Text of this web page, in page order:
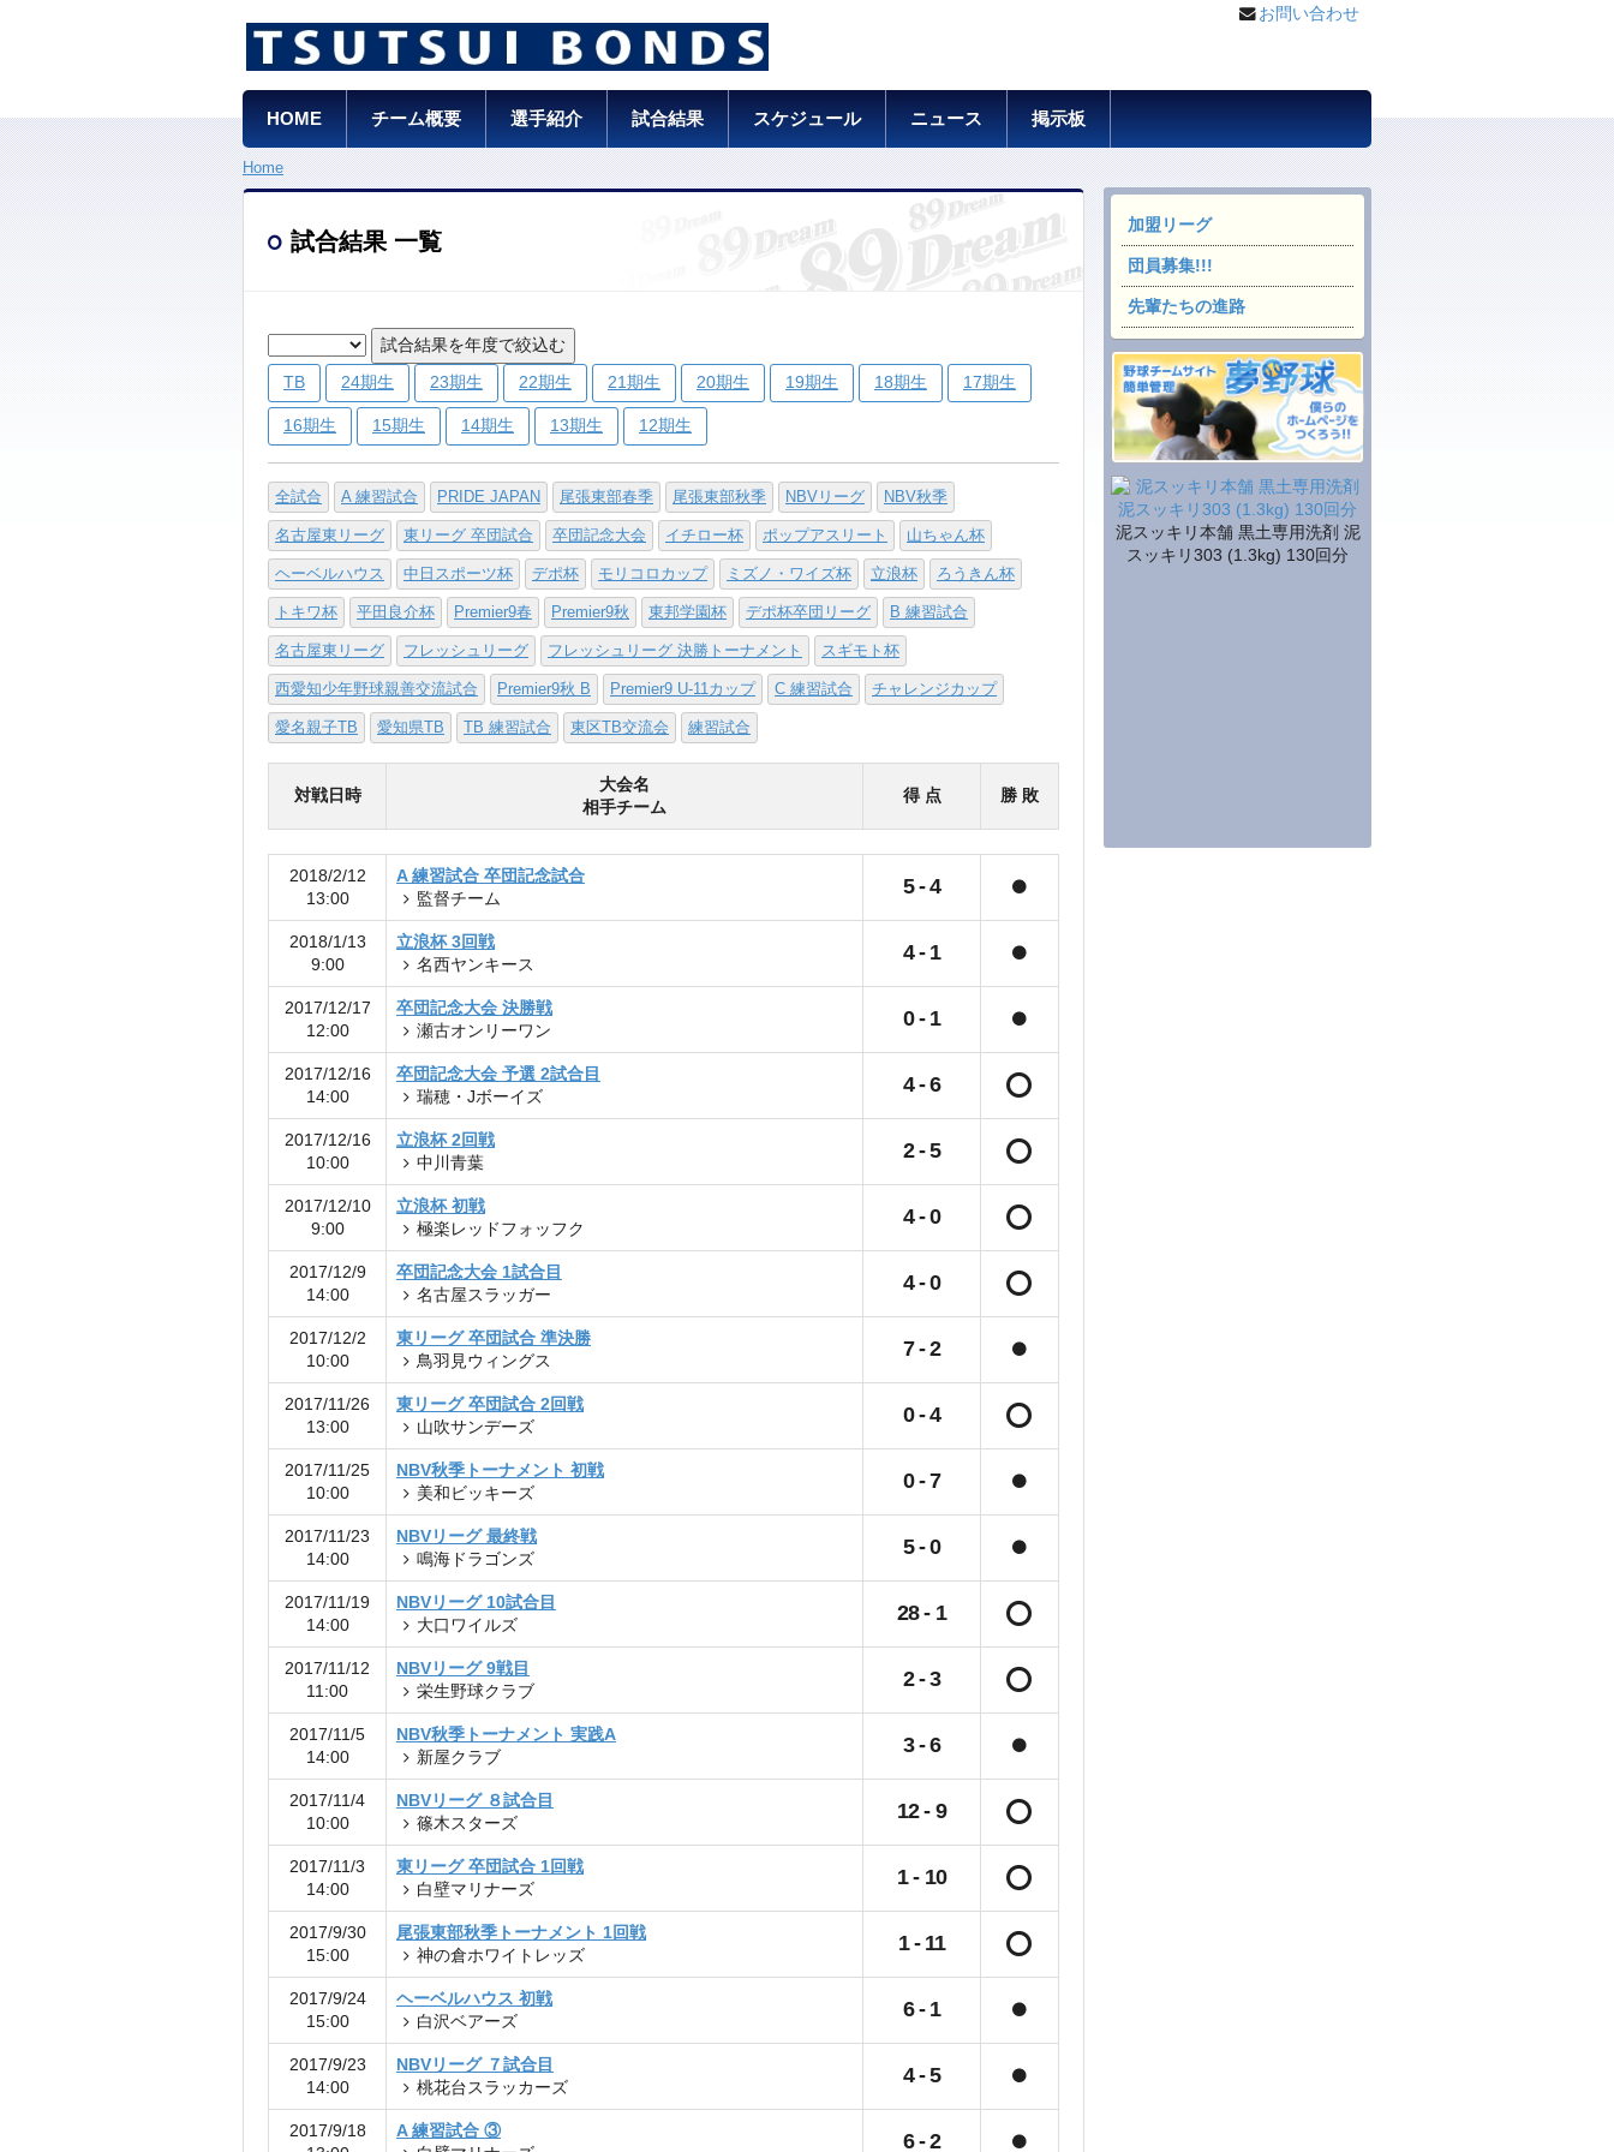
お問い合わせ
HOME チーム概要 選手紹介 試合結果 スケジュール ニュース 掲示板
加盟リーグ
団員募集!!!
先輩たちの進路
泥スッキリ本舗 黒土専用洗剤 泥
スッキリ303 (1.3kg) 130回分
Home
試合結果 一覧
試合結果を年度で絞込む
TB 24期生 23期生 22期生 21期生 20期生 19期生 18期生 17期生
16期生 15期生 14期生 13期生 12期生
全試合 A 練習試合 PRIDE JAPAN 尾張東部春季 尾張東部秋季 NBVリーグ NBV秋季
名古屋東リーグ 東リーグ 卒団試合 卒団記念大会 イチロー杯 ポップアスリート 山ちゃん杯
ヘーベルハウス 中日スポーツ杯 デポ杯 モリコロカップ ミズノ・ワイズ杯 立浪杯 ろうきん杯
トキワ杯 平田良介杯 Premier9春 Premier9秋 東邦学園杯 デポ杯卒団リーグ B 練習試合
名古屋東リーグ フレッシュリーグ フレッシュリーグ 決勝トーナメント スギモト杯
西愛知少年野球親善交流試合 Premier9秋 B Premier9 U-11カップ C 練習試合 チャレンジカップ
愛名親子TB 愛知県TB TB 練習試合 東区TB交流会 練習試合
対戦日時
大会名
相手チーム
得 点 勝 敗
2018/2/12
13:00
A 練習試合 卒団記念試合
監督チーム
5-4
2018/1/13
9:00
立浪杯 3回戦
名西ヤンキース
4- 1
2017/12/17
12:00
卒団記念大会 決勝戦
瀬古オンリーワン
0- 1
2017/12/16
14:00
卒団記念大会 予選 2試合目
瑞穂・Jボーイズ
4-6
2017/12/16
10:00
立浪杯 2回戦
中川青葉
2-5
2017/12/10
9:00
立浪杯 初戦
極楽レッドフォッフク
4-0
2017/12/9
14:00
卒団記念大会 1試合目
名古屋スラッガー
4-0
2017/12/2
10:00
東リーグ 卒団試合 準決勝
鳥羽見ウィングス
7-2
2017/11/26
13:00
東リーグ 卒団試合 2回戦
山吹サンデーズ
0-4
2017/11/25
10:00
NBV秋季トーナメント 初戦
美和ビッキーズ
0-7
2017/11/23
14:00
NBVリーグ 最終戦
鳴海ドラゴンズ
5-0
2017/11/19
14:00
NBVリーグ 10試合目
大口ワイルズ
28- 1
2017/11/12
11:00
NBVリーグ 9戦目
栄生野球クラブ
2-3
2017/11/5
14:00
NBV秋季トーナメント 実践A
新屋クラブ
3-6
2017/11/4
10:00
NBVリーグ ８試合目
篠木スターズ
12- 9
2017/11/3
14:00
東リーグ 卒団試合 1回戦
白壁マリナーズ
1- 10
2017/9/30
15:00
尾張東部秋季トーナメント 1回戦
神の倉ホワイトレッズ
1- 11
2017/9/24
15:00
ヘーベルハウス 初戦
白沢ベアーズ
6- 1
2017/9/23
14:00
NBVリーグ ７試合目
桃花台スラッカーズ
4-5
2017/9/18
A 練習試合 ③
6-2